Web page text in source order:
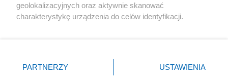
geolokalizacyjnych oraz aktywnie skanować
charakterystykę urządzenia do celów identyfikacji.
zmienić/wycofać klikając przycisk ustawień prywatności
znajdujący się w lewym dolnym rogu strony
PARTNERZY USTAWIENIA